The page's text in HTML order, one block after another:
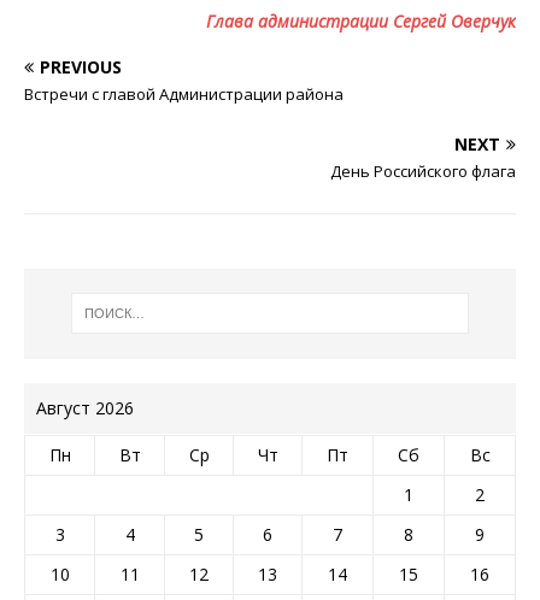
Глава администрации Сергей Оверчук
PREVIOUS
Встречи с главой Администрации района
NEXT
День Российского флага
Август 2026
Пн Вт Ср Чт Пт Сб
Вс
1
2
3
4 5 6 7 8
9
10
11 12 13 14 15
16